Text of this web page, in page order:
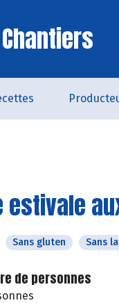
estivale
Sans gluten Sans
de personnes